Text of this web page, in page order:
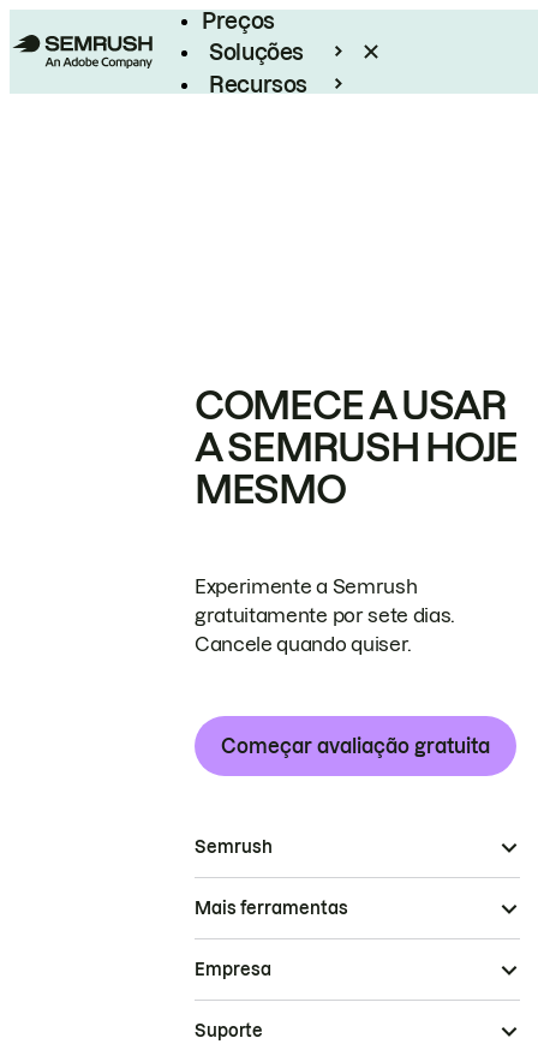
Preços
Soluções
Recursos
COMECE A USAR
A SEMRUSH HOJE
MESMO
Experimente a Semrush
gratuitamente por sete dias.
Cancele quando quiser.
Começar avaliação gratuita
Semrush
Mais ferramentas
Empresa
Suporte